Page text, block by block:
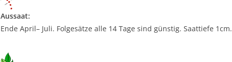
Aussaat:
Ende April– Juli. Folgesätze alle 14 Tage sind günstig. Saattiefe 1cm.